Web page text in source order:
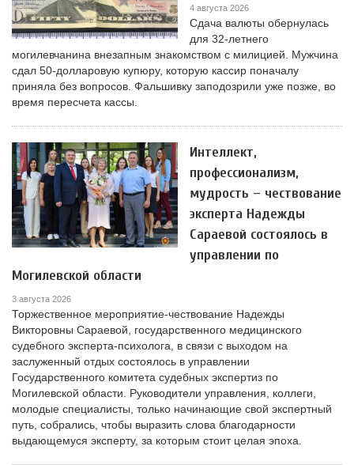
4 августа 2026
Сдача валюты обернулась
для 32-летнего
могилевчанина внезапным знакомством с милицией. Мужчина
сдал 50-долларовую купюру, которую кассир поначалу
приняла без вопросов. Фальшивку заподозрили уже позже, во
время пересчета кассы.
Интеллект,
профессионализм,
мудрость – чествование
эксперта Надежды
Сараевой состоялось в
управлении по
Могилевской области
3 августа 2026
Торжественное мероприятие-чествование Надежды
Викторовны Сараевой, государственного медицинского
судебного эксперта-психолога, в связи с выходом на
заслуженный отдых состоялось в управлении
Государственного комитета судебных экспертиз по
Могилевской области. Руководители управления, коллеги,
молодые специалисты, только начинающие свой экспертный
путь, собрались, чтобы выразить слова благодарности
выдающемуся эксперту, за которым стоит целая эпоха.